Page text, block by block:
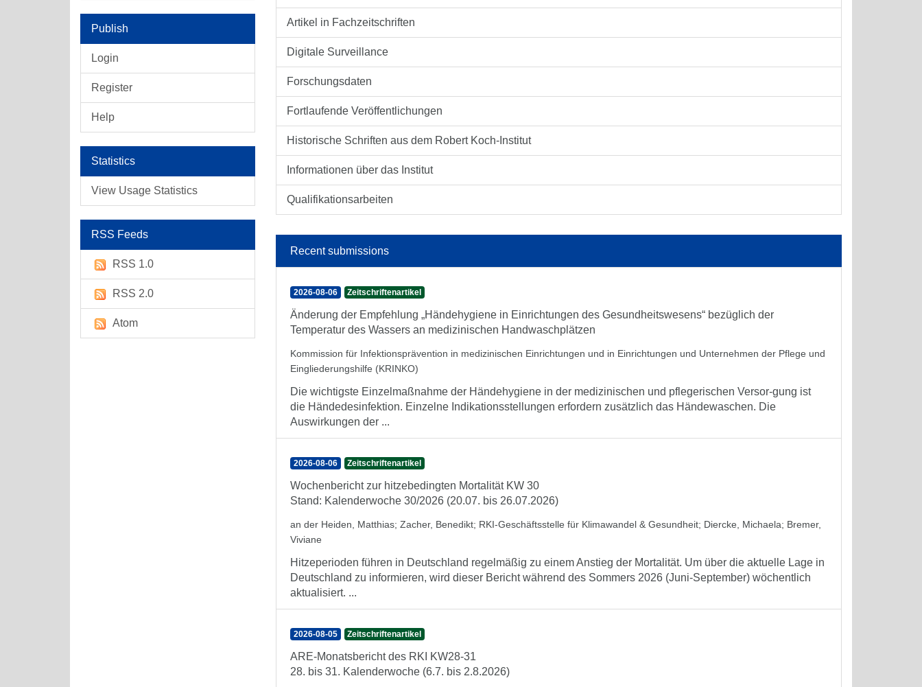
Publish
Login
Register
Help
Statistics
View Usage Statistics
RSS Feeds
RSS 1.0
RSS 2.0
Atom
Artikel in Fachzeitschriften
Digitale Surveillance
Forschungsdaten
Fortlaufende Veröffentlichungen
Historische Schriften aus dem Robert Koch-Institut
Informationen über das Institut
Qualifikationsarbeiten
Recent submissions
2026-08-06 Zeitschriftenartikel
Änderung der Empfehlung „Händehygiene in Einrichtungen des Gesundheitswesens“ bezüglich der
Temperatur des Wassers an medizinischen Handwaschplätzen
Kommission für Infektionsprävention in medizinischen Einrichtungen und in Einrichtungen und Unternehmen der Pflege und
Eingliederungshilfe (KRINKO)
Die wichtigste Einzelmaßnahme der Händehygiene in der medizinischen und pflegerischen Versor-gung ist
die Händedesinfektion. Einzelne Indikationsstellungen erfordern zusätzlich das Händewaschen. Die
Auswirkungen der ...
2026-08-06 Zeitschriftenartikel
Wochenbericht zur hitzebedingten Mortalität KW 30
Stand: Kalenderwoche 30/2026 (20.07. bis 26.07.2026)
an der Heiden, Matthias; Zacher, Benedikt; RKI-Geschäftsstelle für Klimawandel & Gesundheit; Diercke, Michaela; Bremer,
Viviane
Hitzeperioden führen in Deutschland regelmäßig zu einem Anstieg der Mortalität. Um über die aktuelle Lage in
Deutschland zu informieren, wird dieser Bericht während des Sommers 2026 (Juni-September) wöchentlich
aktualisiert. ...
2026-08-05 Zeitschriftenartikel
ARE-Monatsbericht des RKI KW28-31
28. bis 31. Kalenderwoche (6.7. bis 2.8.2026)